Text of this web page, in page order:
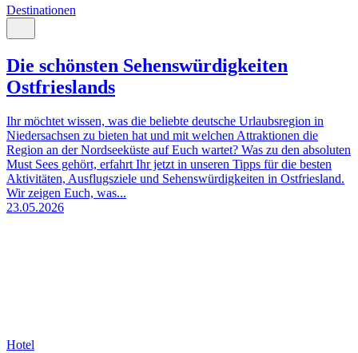
Destinationen
Die schönsten Sehenswürdigkeiten
Ostfrieslands
Ihr möchtet wissen, was die beliebte deutsche Urlaubsregion in
Niedersachsen zu bieten hat und mit welchen Attraktionen die
Region an der Nordseeküste auf Euch wartet? Was zu den absoluten
Must Sees gehört, erfahrt Ihr jetzt in unseren Tipps für die besten
Aktivitäten, Ausflugsziele und Sehenswürdigkeiten in Ostfriesland.
Wir zeigen Euch, was...
23.05.2026
Hotel